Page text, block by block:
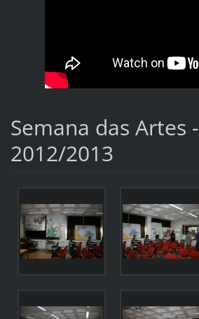
Semana das Artes -
2012/2013